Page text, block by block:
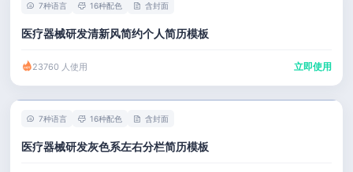
7种语言 16种配色 含封面
医疗器械研发清新风简约个人简历模板
23760 人使用 立即使用
7种语言 16种配色 含封面
医疗器械研发灰色系左右分栏简历模板